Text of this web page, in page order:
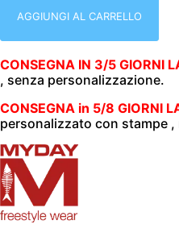
ZIP
|
GR/M2
|
DAY
|
EAGLE
BLU
NAVY
quantità
AGGIUNGI AL CARRELLO
CONSEGNA IN 3/5 GIORNI
, senza personalizzazione.
CONSEGNA in 5/8 GIORNI
personalizzato con stampe ,